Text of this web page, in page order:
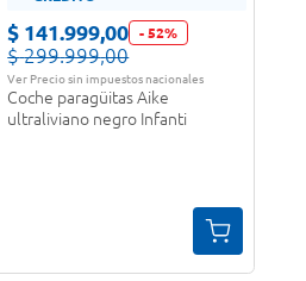
$ 141.999,00 -52%
$ 299.999,00
Ver Precio sin impuestos nacionales
Coche paragüitas Aike
ultraliviano negro Infanti